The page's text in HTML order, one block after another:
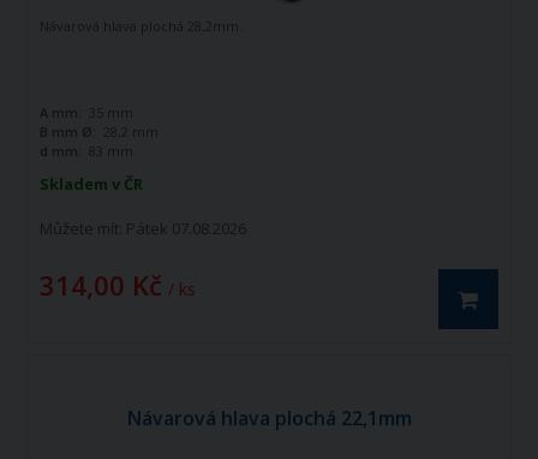
Skladem v ČR
Můžete mít: Pátek 07.08.2026
314,00 Kč / ks
Návarová hlava plochá 28,2mm.
A mm:
35 mm
B mm Ø:
28,2 mm
d mm:
83 mm
Návarová hlava plochá 22,1mm